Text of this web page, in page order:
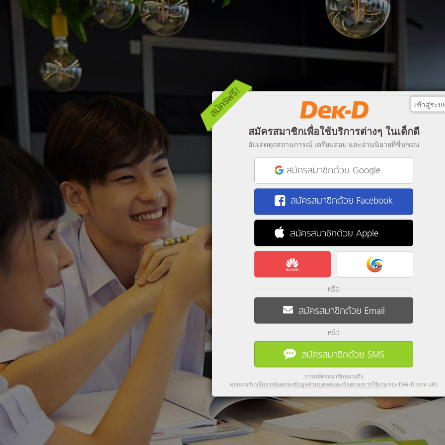
สมัครสมาชิกเพื่อใช้บริการต่างๆ ในเด็กดี
อัปเดตทุกสถานการณ์ เตรียมสอบ และอ่านนิยายที่ชื่นชอบ
สมัครสมาชิกด้วย Google
สมัครสมาชิกด้วย Facebook
สมัครสมาชิกด้วย Apple
หรือ
สมัครสมาชิกด้วย Email
หรือ
สมัครสมาชิกด้วย SMS
การสมัครสมาชิกหมายถึง
คุณยอมรับนโยบายคุ้มครองข้อมูลส่วนบุคคลและข้อตกลงการใช้งานของ Dek-D.com แล้ว
เข้าสู่ระบ